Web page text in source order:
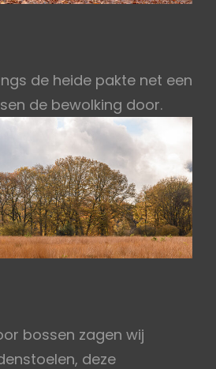
de heide pakte net een
de bewolking door.
bossen zagen wij
deze